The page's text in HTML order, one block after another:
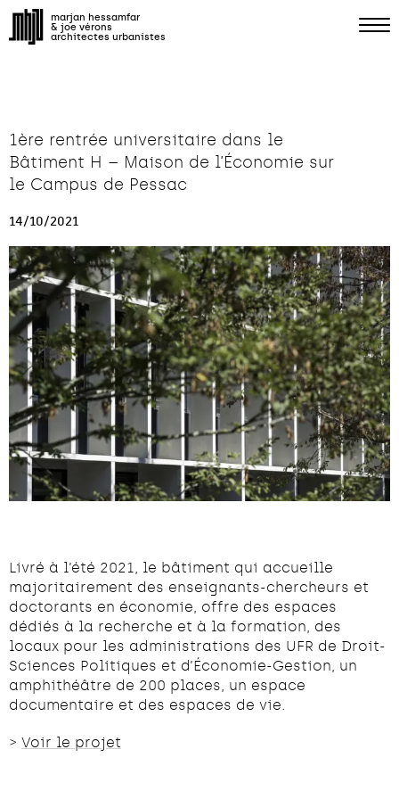
marjan hessamfar
& joe vérons
architectes urbanistes
1ère rentrée universitaire dans le
Bâtiment H – Maison de l’Économie sur
le Campus de Pessac
14/10/2021
Livré à l’été 2021, le bâtiment qui accueille
majoritairement des enseignants-chercheurs et
doctorants en économie, offre des espaces
dédiés à la recherche et à la formation, des
locaux pour les administrations des UFR de Droit-
Sciences Politiques et d’Économie-Gestion, un
amphithéâtre de 200 places, un espace
documentaire et des espaces de vie.
> Voir le projet